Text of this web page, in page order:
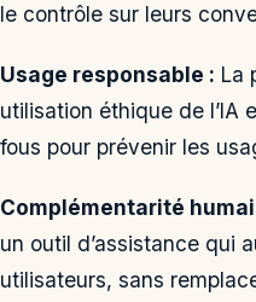
le contrôle sur leurs
Usage responsable : La
utilisation éthique de l’IA
fous pour prévenir les
Complémentarité
un outil d’assistance qui
utilisateurs, sans